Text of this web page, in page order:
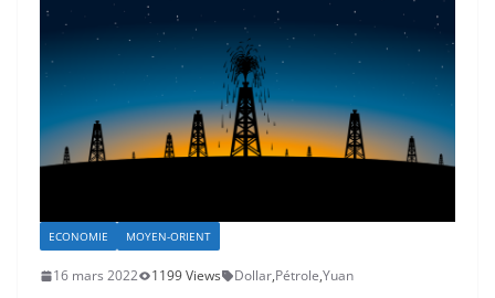
ECONOMIE MOYEN-ORIENT
16 mars 2022 1199 Views Dollar,Pétrole,Yuan